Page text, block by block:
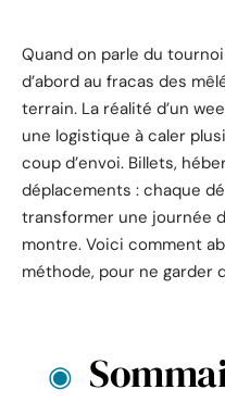
Quand on parle du
d’abord au fracas des
terrain. La réalité d’un
une logistique à caler
coup d’envoi. Billets,
déplacements : chaque
transformer une journée
montre. Voici comment
méthode, pour ne garder